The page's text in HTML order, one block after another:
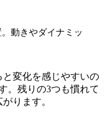
動きやダイナミッ
変化を感じやすいの
。残りの3つも慣れて
ります。